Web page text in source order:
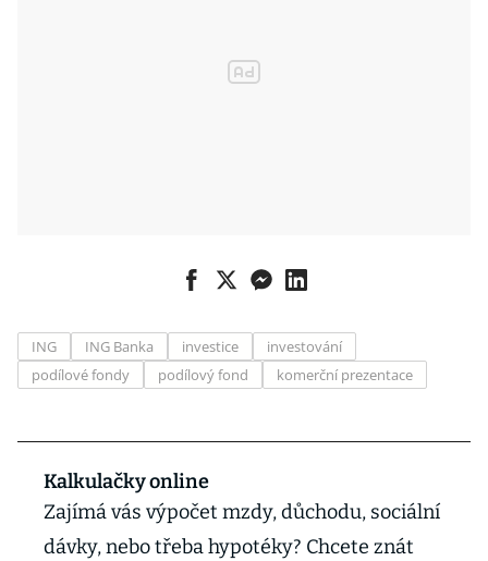
ING ING Banka investice
investování
podílové fondy
podílový fond komerční prezentace
Kalkulačky online
Zajímá vás výpočet mzdy, důchodu, sociální
dávky, nebo třeba hypotéky? Chcete znát